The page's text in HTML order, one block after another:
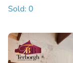
Sold: 0